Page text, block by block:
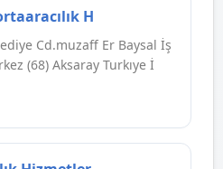
H
Cd.muzaff Er Baysal İş
(68) Aksaray Turkıye İ